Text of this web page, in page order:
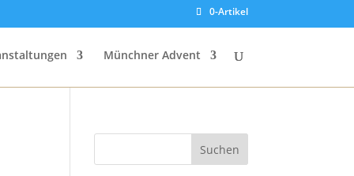
0-Artikel
Münchner Advent